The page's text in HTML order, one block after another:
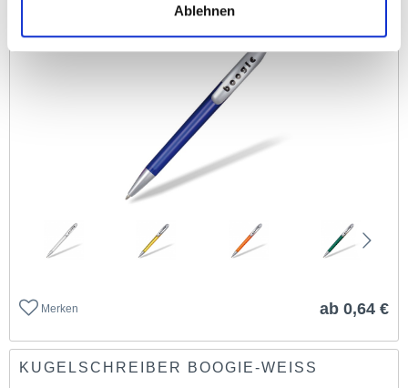
Ablehnen
Merken ab 0,64 €
KUGELSCHREIBER BOOGIE-WEISS